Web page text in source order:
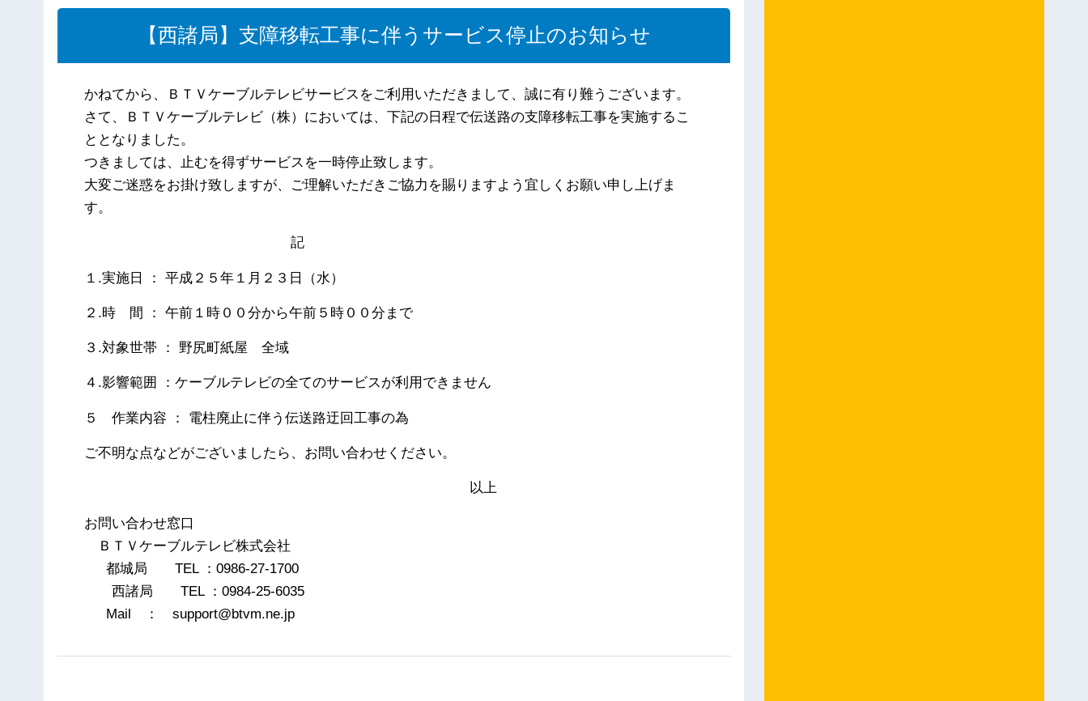
【西諸局】支障移転工事に伴うサービス停止のお知らせ
かねてから、ＢＴＶケーブルテレビサービスをご利用いただきまして、誠に有り難うございます。
さて、ＢＴＶケーブルテレビ（株）においては、下記の日程で伝送路の支障移転工事を実施するこ
ととなりました。
つきましては、止むを得ずサービスを一時停止致します。
大変ご迷惑をお掛け致しますが、ご理解いただきご協力を賜りますよう宜しくお願い申し上げま
す。
記
１.実施日 ： 平成２５年１月２３日（水）
２.時 間 ： 午前１時００分から午前５時００分まで
３.対象世帯 ： 野尻町紙屋 全域
４.影響範囲 ：ケーブルテレビの全てのサービスが利用できません
５ 作業内容 ： 電柱廃止に伴う伝送路迂回工事の為
ご不明な点などがございましたら、お問い合わせください。
以上
お問い合わせ窓口
ＢＴＶケーブルテレビ株式会社
都城局 TEL ：0986-27-1700
西諸局 TEL ：0984-25-6035
Mail ： support@btvm.ne.jp